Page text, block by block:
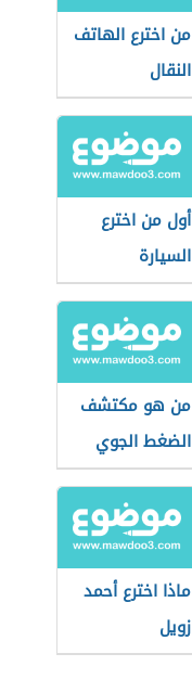
من اخترع الهاتف
النقال
أول من اخترع
السيارة
من هو مكتشف
الضغط الجوي
ماذا اخترع أحمد
زويل